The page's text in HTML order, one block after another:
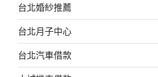
台北婚紗推薦
台北月子中心
台北汽車借款